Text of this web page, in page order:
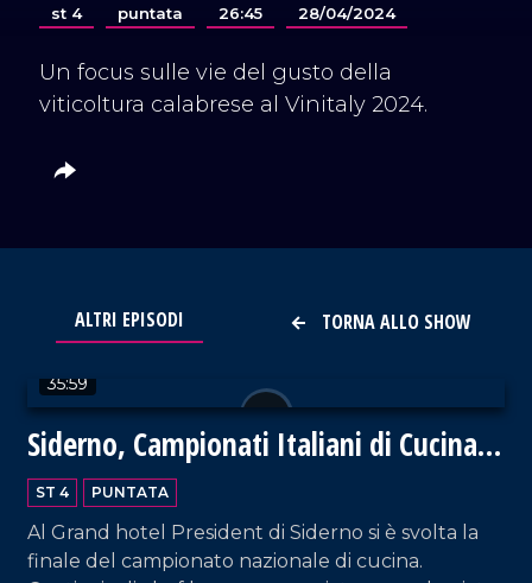
st 4 puntata 26:45 28/04/2024
Un focus sulle vie del gusto della
viticoltura calabrese al Vinitaly 2024.
TORNA ALLO SHOW
ALTRI EPISODI
35:59
Siderno, Campionati Italiani di Cucina
2024
ST 4 PUNTATA
Al Grand hotel President di Siderno si è svolta la
finale del campionato nazionale di cucina.